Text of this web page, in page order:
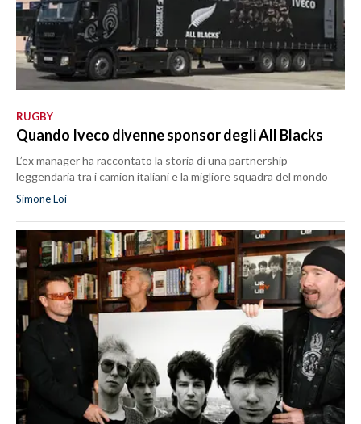
RUGBY
Quando Iveco divenne sponsor degli All Blacks
L’ex manager ha raccontato la storia di una partnership
leggendaria tra i camion italiani e la migliore squadra del mondo
Simone Loi